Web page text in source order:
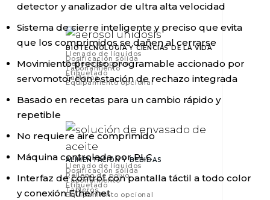
BIOTECNOLOGÍA Y CIENCIAS DE LA VIDA
Llenado de líquidos
Dosificación sólida
Relleno de polvo
Taponamiento
Etiquetado
Tableros
Equipamiento opcional
ALIMENTACIÓN Y BEBIDAS
Llenado de líquidos
Dosificación sólida
Relleno de polvo
Taponamiento
Etiquetado
Tableros
Equipamiento opcional
detector y analizador de ultra alta velocidad
Sistema de cierre inteligente y preciso que evita
que los comprimidos se dañen al cerrarse
Movimiento preciso programable accionado por
servomotor con estación de rechazo integrada
Basado en recetas para un cambio rápido y
repetible
No requiere aire comprimido
Máquina controlada por PLC
Interfaz de control con pantalla táctil a todo color
y conexión Ethernet